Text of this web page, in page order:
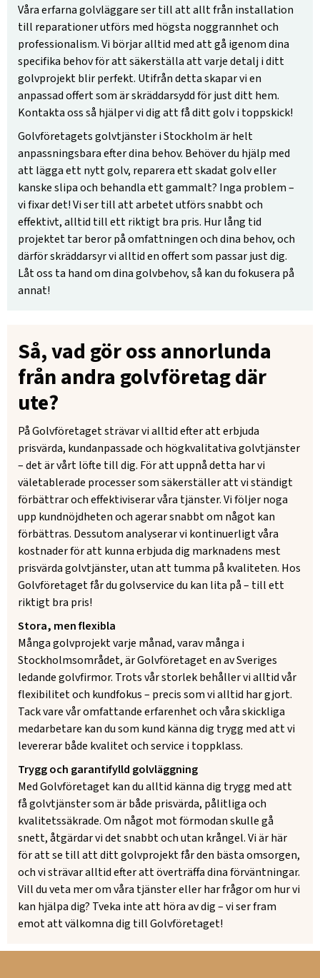
Våra erfarna golvläggare ser till att allt från installation
till reparationer utförs med högsta noggrannhet och
professionalism. Vi börjar alltid med att gå igenom dina
specifika behov för att säkerställa att varje detalj i ditt
golvprojekt blir perfekt. Utifrån detta skapar vi en
anpassad offert som är skräddarsydd för just ditt hem.
Kontakta oss så hjälper vi dig att få ditt golv i toppskick!
Golvföretagets golvtjänster i Stockholm är helt
anpassningsbara efter dina behov. Behöver du hjälp med
att lägga ett nytt golv, reparera ett skadat golv eller
kanske slipa och behandla ett gammalt? Inga problem –
vi fixar det! Vi ser till att arbetet utförs snabbt och
effektivt, alltid till ett riktigt bra pris. Hur lång tid
projektet tar beror på omfattningen och dina behov, och
därför skräddarsyr vi alltid en offert som passar just dig.
Låt oss ta hand om dina golvbehov, så kan du fokusera på
annat!
Så, vad gör oss annorlunda
från andra golvföretag där
ute?
På Golvföretaget strävar vi alltid efter att erbjuda
prisvärda, kundanpassade och högkvalitativa golvtjänster
– det är vårt löfte till dig. För att uppnå detta har vi
väletablerade processer som säkerställer att vi ständigt
förbättrar och effektiviserar våra tjänster. Vi följer noga
upp kundnöjdheten och agerar snabbt om något kan
förbättras. Dessutom analyserar vi kontinuerligt våra
kostnader för att kunna erbjuda dig marknadens mest
prisvärda golvtjänster, utan att tumma på kvaliteten. Hos
Golvföretaget får du golvservice du kan lita på – till ett
riktigt bra pris!
Stora, men flexibla
Många golvprojekt varje månad, varav många i
Stockholmsområdet, är Golvföretaget en av Sveriges
ledande golvfirmor. Trots vår storlek behåller vi alltid vår
flexibilitet och kundfokus – precis som vi alltid har gjort.
Tack vare vår omfattande erfarenhet och våra skickliga
medarbetare kan du som kund känna dig trygg med att vi
levererar både kvalitet och service i toppklass.
Trygg och garantifylld golvläggning
Med Golvföretaget kan du alltid känna dig trygg med att
få golvtjänster som är både prisvärda, pålitliga och
kvalitetssäkrade. Om något mot förmodan skulle gå
snett, åtgärdar vi det snabbt och utan krångel. Vi är här
för att se till att ditt golvprojekt får den bästa omsorgen,
och vi strävar alltid efter att överträffa dina förväntningar.
Vill du veta mer om våra tjänster eller har frågor om hur vi
kan hjälpa dig? Tveka inte att höra av dig – vi ser fram
emot att välkomna dig till Golvföretaget!